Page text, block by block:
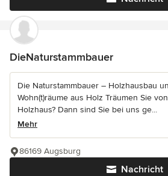
DieNaturstammbauer
Die Naturstammbauer – Holzhausbau
Wohn(t)räume aus Holz Träumen Sie
Holzhaus? Dann sind Sie bei uns ge...
Mehr
Nachricht
86169 Augsburg